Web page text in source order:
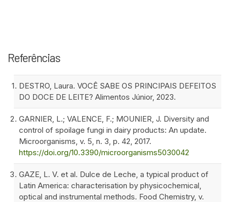
Referências
DESTRO, Laura. VOCÊ SABE OS PRINCIPAIS DEFEITOS
DO DOCE DE LEITE? Alimentos Júnior, 2023.
GARNIER, L.; VALENCE, F.; MOUNIER, J. Diversity and
control of spoilage fungi in dairy products: An update.
Microorganisms, v. 5, n. 3, p. 42, 2017.
https://doi.org/10.3390/microorganisms5030042
GAZE, L. V. et al. Dulce de Leche, a typical product of
Latin America: characterisation by physicochemical,
optical and instrumental methods. Food Chemistry, v.